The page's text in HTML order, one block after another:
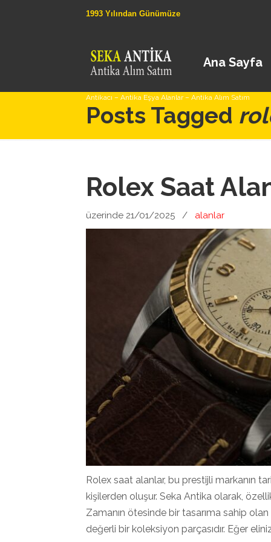
1993 Yılından Günümüze
Antikacı – Antika Eşya Alanlar – Antika Alım Satım
Ana Sayfa
Posts Tagged
Rolex Saat
üzerinde 21/01/2025 / alanlar
Rolex saat alanlar, bu prestijli markanın
kişilerden oluşur. Seka Antika olarak,
Zamanın ötesinde bir tasarıma sahip
değerli bir koleksiyon parçasıdır. Eğer